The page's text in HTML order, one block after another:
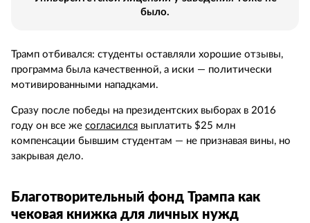
было.
Трамп отбивался: студенты оставляли хорошие отзывы,
программа была качественной, а иски — политически
мотивированными нападками.
Сразу после победы на президентских выборах в 2016
году он все же согласился выплатить $25 млн
компенсации бывшим студентам — не признавая вины, но
закрывая дело.
Благотворительный фонд Трампа как
чековая книжка для личных нужд